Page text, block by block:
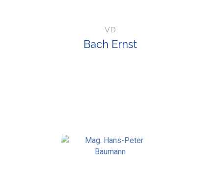
VD
Bach Ernst